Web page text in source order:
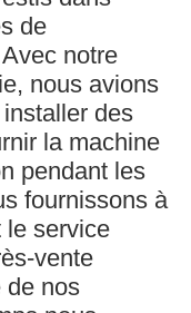
de
notre
nous avions
des
la machine
pendant les
fournissons à
le service
vente
de nos